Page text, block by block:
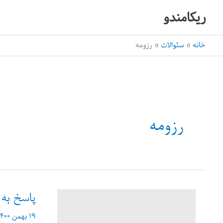
محتوا
ریکامندو
خانه سئوالات رزومه
رزومه
پاسخ به ۱۰ سوال متداول در رابطه با
۱۹ بهمن ۱۴۰۰